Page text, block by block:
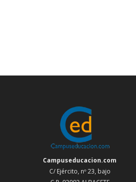
Campuseducacion.com
C/ Ejército, nº 23, bajo